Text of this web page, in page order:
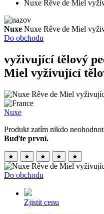
Nuxe Rêve de Miel
Nuxe Nuxe Rêve de Miel
Do obchodu
vyživující tělový
Miel vyživující
Nuxe
Produkt zatím nikdo
Buďte první.
★ ★ ★ ★ ★
Do obchodu
Zjistit cenu